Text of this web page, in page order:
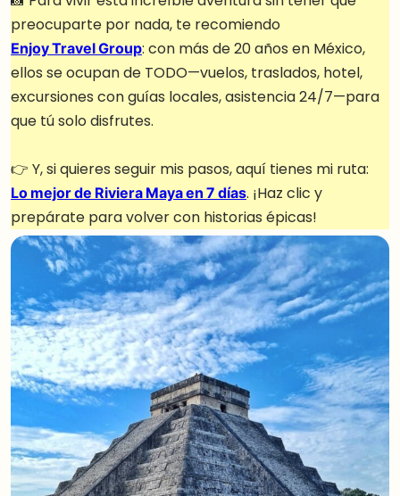
preocuparte por nada, te recomiendo
Enjoy Travel Group: con más de 20 años en México,
ellos se ocupan de TODO—vuelos, traslados, hotel,
excursiones con guías locales, asistencia 24/7—para
que tú solo disfrutes.
👉 Y, si quieres seguir mis pasos, aquí tienes mi ruta:
Lo mejor de Riviera Maya en 7 días. ¡Haz clic y
prepárate para volver con historias épicas!